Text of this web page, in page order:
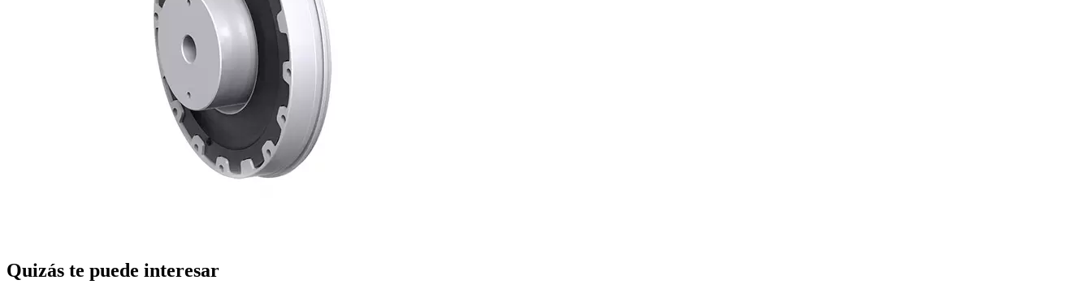
Quizás te puede interesar